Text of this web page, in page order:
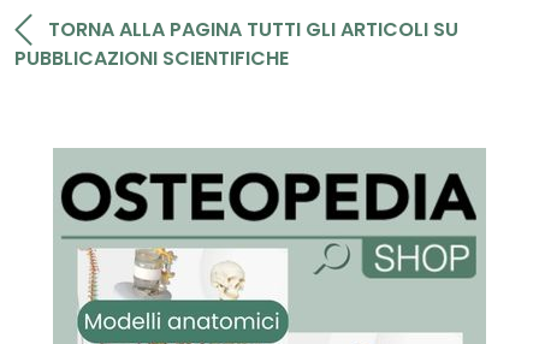
TORNA ALLA PAGINA TUTTI GLI ARTICOLI SU
PUBBLICAZIONI SCIENTIFICHE